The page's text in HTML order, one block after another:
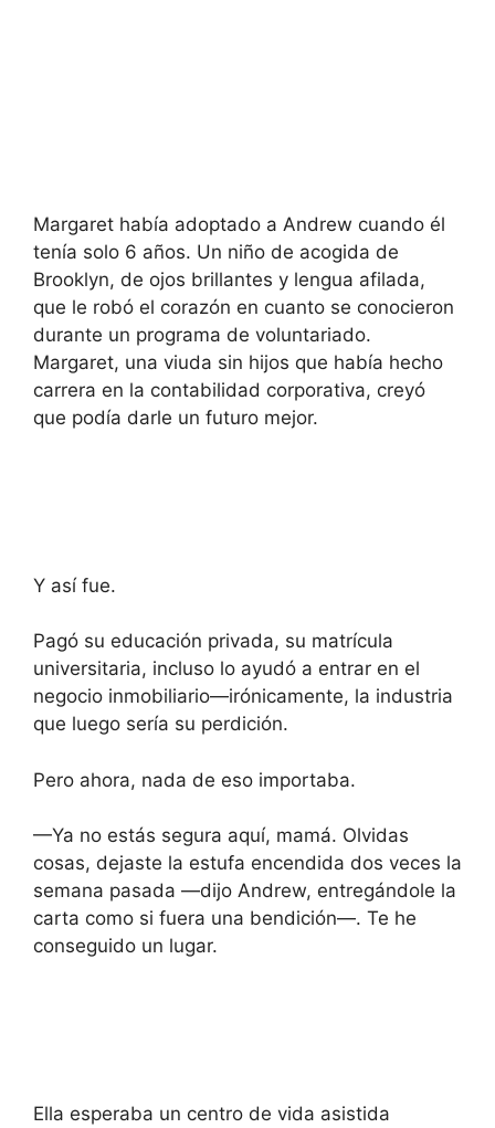
Margaret había adoptado a Andrew cuando él
tenía solo 6 años. Un niño de acogida de
Brooklyn, de ojos brillantes y lengua afilada,
que le robó el corazón en cuanto se conocieron
durante un programa de voluntariado.
Margaret, una viuda sin hijos que había hecho
carrera en la contabilidad corporativa, creyó
que podía darle un futuro mejor.
Y así fue.
Pagó su educación privada, su matrícula
universitaria, incluso lo ayudó a entrar en el
negocio inmobiliario—irónicamente, la industria
que luego sería su perdición.
Pero ahora, nada de eso importaba.
—Ya no estás segura aquí, mamá. Olvidas
cosas, dejaste la estufa encendida dos veces la
semana pasada —dijo Andrew, entregándole la
carta como si fuera una bendición—. Te he
conseguido un lugar.
Ella esperaba un centro de vida asistida